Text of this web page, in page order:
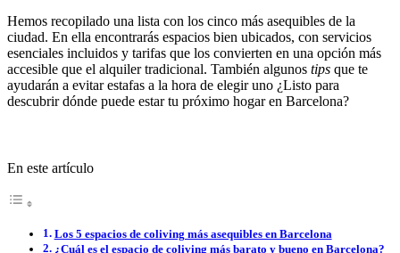
Hemos recopilado una lista con los cinco más asequibles de la
ciudad. En ella encontrarás espacios bien ubicados, con servicios
esenciales incluidos y tarifas que los convierten en una opción más
accesible que el alquiler tradicional. También algunos tips que te
ayudarán a evitar estafas a la hora de elegir uno ¿Listo para
descubrir dónde puede estar tu próximo hogar en Barcelona?
En este artículo
Los 5 espacios de coliving más asequibles en Barcelona
¿Cuál es el espacio de coliving más barato y bueno en Barcelona?